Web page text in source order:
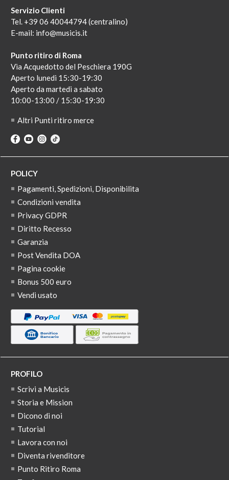
Servizio Clienti
Tel. +39 06 40044794 (centralino)
E-mail: info@musicis.it
Punto ritiro di Roma
Via Acquedotto del Peschiera 190G
Aperto lunedi 15:30-19:30
Aperto da martedi a sabato
10:00-13:00 / 15:30-19:30
Altri Punti ritiro merce
POLICY
Pagamenti, Spedizioni, Disponibilita
Condizioni vendita
Privacy GDPR
Diritto Recesso
Garanzia
Post Vendita DOA
Pagina cookie
Bonus 500 euro
Vendi usato
PROFILO
Scrivi a Musicis
Storia e Mission
Dicono di noi
Tutorial
Lavora con noi
Diventa rivenditore
Punto Ritiro Roma